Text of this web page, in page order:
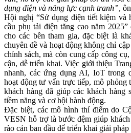
dụng điện và năng lực cạnh tranh”,
Hội nghị “Sử dụng điện tiết kiệm và
cầu phụ tải điện tăng cao năm
cho các bên tham gia, đặc biệt là
chuyên đề và hoạt động không chỉ
chính sách, mà còn cung cấp công
cận, dễ triển khai. Việc giới thiệu
nhanh, các ứng dụng AI, IoT trong
hoạt động tư vấn trực tiếp, mô phỏng
khách hàng đã giúp các khách hàng
tiềm năng và cơ hội hành động.
Đặc biệt, các mô hình thí điểm do
VESN hỗ trợ là bước đệm giúp
rào cản ban đầu để triển khai giải pháp